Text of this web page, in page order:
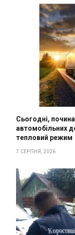
Сьогодні,
автомобільних
тепловий режим
7 СЕРПНЯ, 2026